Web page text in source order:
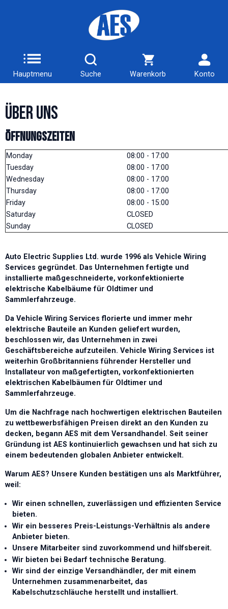
Hauptmenu Suche Warenkorb Konto
Über uns
ÖFFNUNGSZEITEN
Monday
08:00 - 17:00
Tuesday
08:00 - 17:00
Wednesday
08:00 - 17:00
Thursday
08:00 - 17:00
Friday
08:00 - 15:00
Saturday
CLOSED
Sunday
CLOSED
Auto Electric Supplies Ltd. wurde 1996 als Vehicle Wiring
Services gegründet. Das Unternehmen fertigte und
installierte maßgeschneiderte, vorkonfektionierte
elektrische Kabelbäume für Oldtimer und
Sammlerfahrzeuge.
Da Vehicle Wiring Services florierte und immer mehr
elektrische Bauteile an Kunden geliefert wurden,
beschlossen wir, das Unternehmen in zwei
Geschäftsbereiche aufzuteilen. Vehicle Wiring Services ist
weiterhin Großbritanniens führender Hersteller und
Installateur von maßgefertigten, vorkonfektionierten
elektrischen Kabelbäumen für Oldtimer und
Sammlerfahrzeuge.
Um die Nachfrage nach hochwertigen elektrischen Bauteilen
zu wettbewerbsfähigen Preisen direkt an den Kunden zu
decken, begann AES mit dem Versandhandel. Seit seiner
Gründung ist AES kontinuierlich gewachsen und hat sich zu
einem bedeutenden globalen Anbieter entwickelt.
Warum AES? Unsere Kunden bestätigen uns als Marktführer,
weil:
Wir einen schnellen, zuverlässigen und effizienten Service
bieten.
Wir ein besseres Preis-Leistungs-Verhältnis als andere
Anbieter bieten.
Unsere Mitarbeiter sind zuvorkommend und hilfsbereit.
Wir bieten bei Bedarf technische Beratung.
Wir sind der einzige Versandhändler, der mit einem
Unternehmen zusammenarbeitet, das
Kabelschutzschläuche herstellt und installiert.